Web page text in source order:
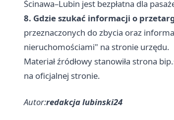
Ścinawa–Lubin jest bezpłatna dla
8. Gdzie szukać informacji o
przeznaczonych do zbycia oraz
nieruchomościami" na stronie urzędu.
Materiał źródłowy stanowiła strona
na oficjalnej stronie.
Autor:redakcja lubinski24